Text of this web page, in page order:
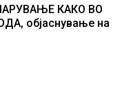
КАКО ВО
објаснување на